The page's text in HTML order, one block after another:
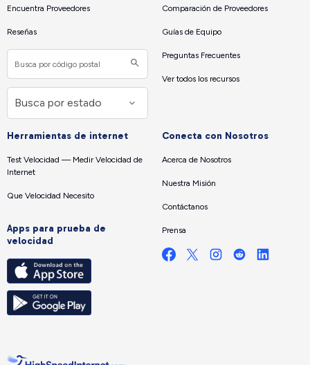
Encuentra Proveedores
Reseñas
Comparación de Proveedores
Guías de Equipo
Preguntas Frecuentes
Ver todos los recursos
Herramientas de internet
Test Velocidad — Medir Velocidad de
Internet
Que Velocidad Necesito
Apps para prueba de
velocidad
Conecta con Nosotros
Acerca de Nosotros
Nuestra Misión
Contáctanos
Prensa